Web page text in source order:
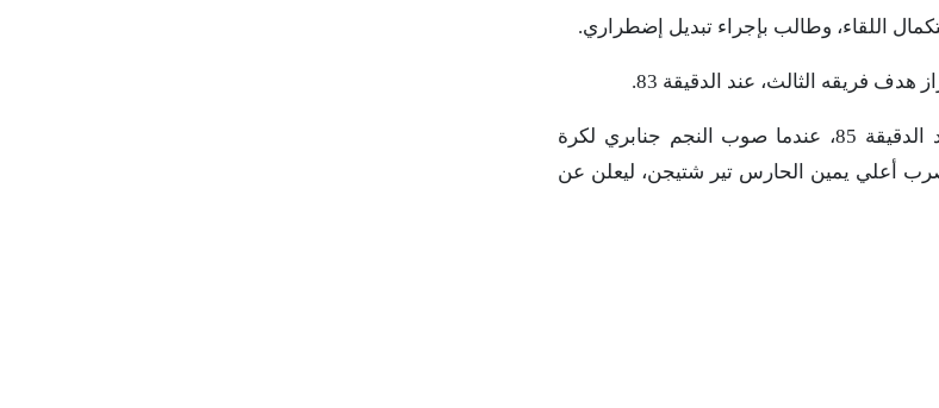
اللقاء، وطالب بإجراء تبديل إضطراري.
فريقه الثالث، عند الدقيقة 83.
ولكن تمكن الهداف ليفاندوفسكي من إحراز الهدف الثالث عند الدقيقة 85، عندما صوب النجم جنابري لكرة
أعلي يمين الحارس تير شتيجن، ليعلن عن